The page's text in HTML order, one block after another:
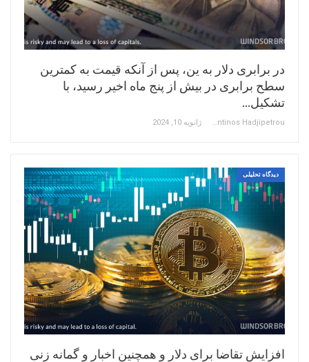
در برابری دلار به ین، پس از آنکه قیمت به کمترین
سطح برابری در بیش از پنج ماه اخیر رسید، با
تشکیل…
Constantinos Hadjipetrou ژانویه 10, 2024
دیدگاه تحلیلی
افزایش تقاضا برای دلار و همچنین اخبار و گمانه زنی